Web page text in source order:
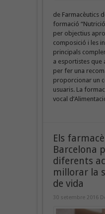
de Farmacèutics
formació
per objectius
composició i les
principals
a esportistes que
per fer una
proporcionar un
usuaris. La
vocal
Els
Barcelona
diferents
millorar la
de vida
30 setembre 2016